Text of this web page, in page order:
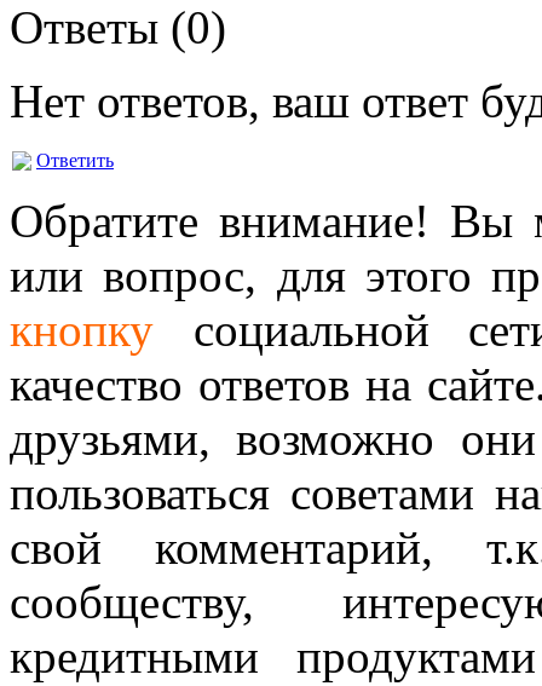
Ответы (0)
Нет ответов, ваш ответ
Ответить
Обратите внимание! Вы
или вопрос, для этого
кнопку социальной
качество ответов на
друзьями, возможно
пользоваться советами
свой комментарий,
сообществу,
кредитными